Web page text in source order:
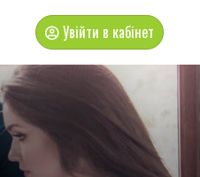
Увійти в кабінет